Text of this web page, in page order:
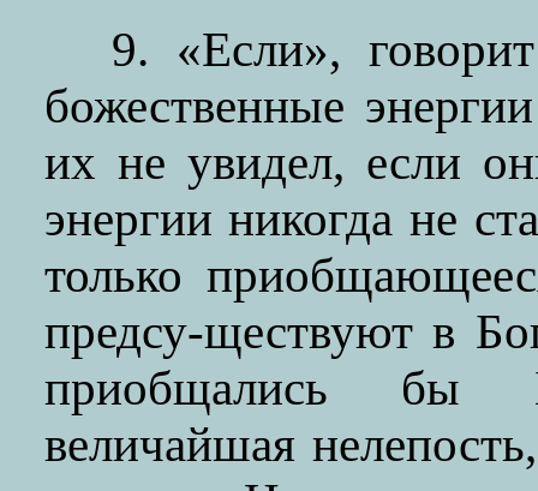
9. «Если»,
божественные
их не увидел, если
энергии никогда не
только
предсу-ществуют в
приобщались бы
величайшая